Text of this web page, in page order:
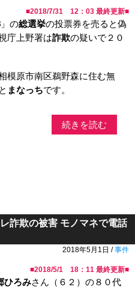
■2018/7/31 12：03 最終更新■
」の総選挙の投票券を売ると偽
庁上野署は詐欺の疑いで２０
模原市南区鵜野森に住む無
まなっちです。
続きを読む
詐欺の被害 モノマネで電話
2018年5月1日 /事件
■2018/5/1 18：11 最終更新■
ひろみさん（６２）の８０代